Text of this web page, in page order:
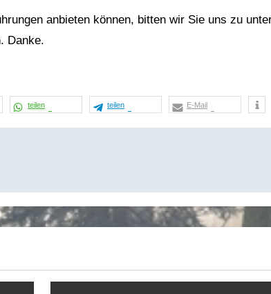
anbieten können, bitten wir Sie uns zu
Danke.
teilen teilen E-Mail